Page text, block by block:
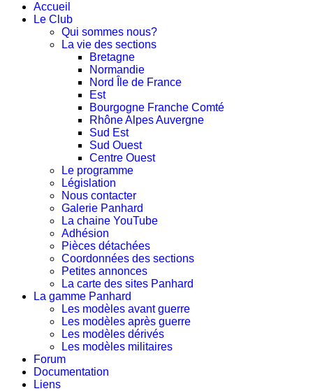
Accueil
Le Club
Qui sommes nous?
La vie des sections
Bretagne
Normandie
Nord Île de France
Est
Bourgogne Franche Comté
Rhône Alpes Auvergne
Sud Est
Sud Ouest
Centre Ouest
Le programme
Législation
Nous contacter
Galerie Panhard
La chaine YouTube
Adhésion
Pièces détachées
Coordonnées des sections
Petites annonces
La carte des sites Panhard
La gamme Panhard
Les modèles avant guerre
Les modèles après guerre
Les modèles dérivés
Les modèles militaires
Forum
Documentation
Liens